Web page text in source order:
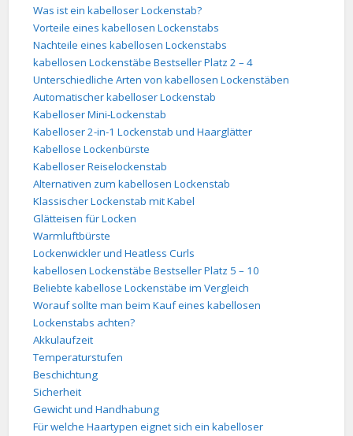
Was ist ein kabelloser Lockenstab?
Vorteile eines kabellosen Lockenstabs
Nachteile eines kabellosen Lockenstabs
kabellosen Lockenstäbe Bestseller Platz 2 – 4
Unterschiedliche Arten von kabellosen Lockenstäben
Automatischer kabelloser Lockenstab
Kabelloser Mini-Lockenstab
Kabelloser 2-in-1 Lockenstab und Haarglätter
Kabellose Lockenbürste
Kabelloser Reiselockenstab
Alternativen zum kabellosen Lockenstab
Klassischer Lockenstab mit Kabel
Glätteisen für Locken
Warmluftbürste
Lockenwickler und Heatless Curls
kabellosen Lockenstäbe Bestseller Platz 5 – 10
Beliebte kabellose Lockenstäbe im Vergleich
Worauf sollte man beim Kauf eines kabellosen
Lockenstabs achten?
Akkulaufzeit
Temperaturstufen
Beschichtung
Sicherheit
Gewicht und Handhabung
Für welche Haartypen eignet sich ein kabelloser